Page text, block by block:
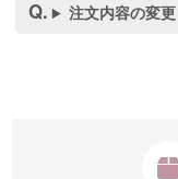
注文内容の変